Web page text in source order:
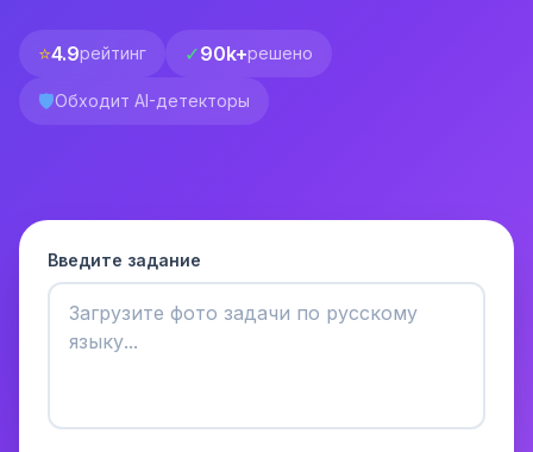
⭐4.9рейтинг ✓90k+решено
🛡️Обходит AI-детекторы
Введите задание